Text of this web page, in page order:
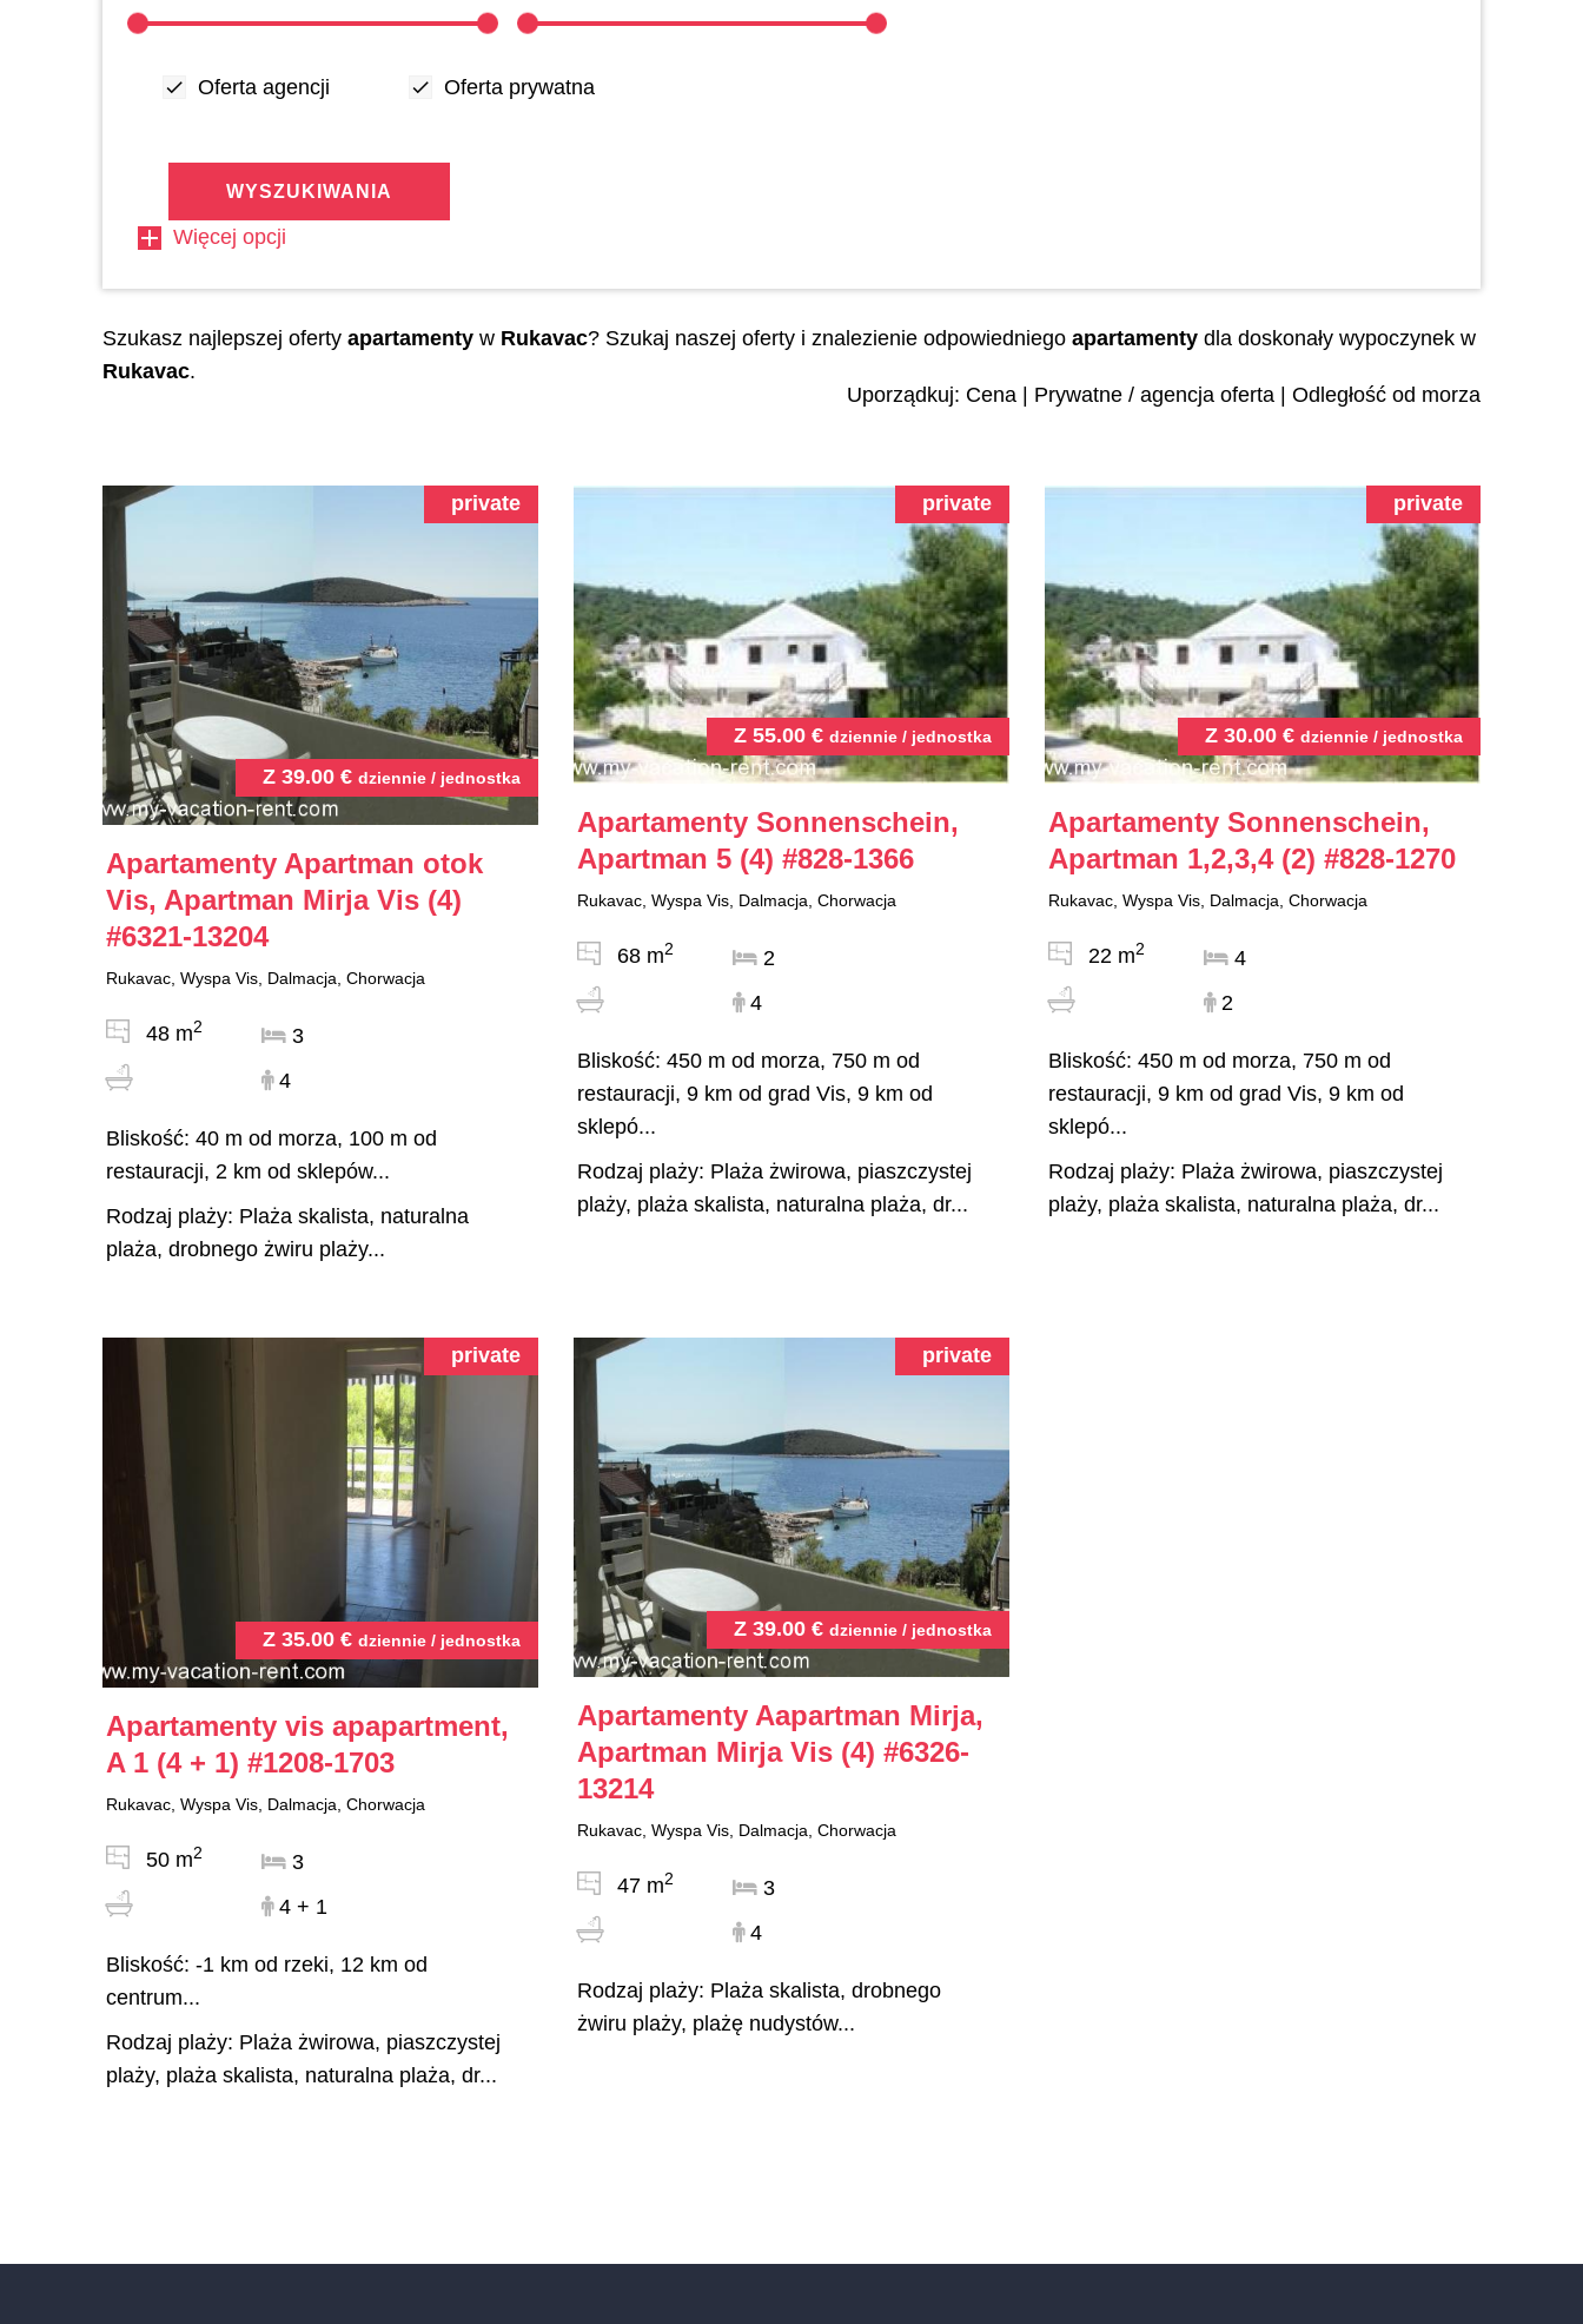
Oferta agencji Oferta prywatna
WYSZUKIWANIA
Więcej opcji
Szukasz najlepszej oferty apartamenty w Rukavac? Szukaj naszej oferty i znalezienie odpowiedniego apartamenty dla doskonały wypoczynek w
Rukavac.
Uporządkuj: Cena Prywatne / agencja oferta Odległość od morza
Z 39.00€ dziennie / jednostka
private
Apartamenty Apartman otok
Vis, Apartman Mirja Vis (4)
#6321-13204
Rukavac, Wyspa Vis, Dalmacja, Chorwacja
48 m2
3
4
Bliskość: 40 m od morza, 100 m od
restauracji, 2 km od sklepów...
Rodzaj plaży: Plaża skalista, naturalna
plaża, drobnego żwiru plaży...
Z 55.00€ dziennie / jednostka
private
Apartamenty Sonnenschein,
Apartman 5 (4) #828-1366
Rukavac, Wyspa Vis, Dalmacja, Chorwacja
68 m2
2
4
Bliskość: 450 m od morza, 750 m od
restauracji, 9 km od grad Vis, 9 km od
sklepó...
Rodzaj plaży: Plaża żwirowa, piaszczystej
plaży, plaża skalista, naturalna plaża, dr...
Z 30.00€ dziennie / jednostka
private
Apartamenty Sonnenschein,
Apartman 1,2,3,4 (2) #828-1270
Rukavac, Wyspa Vis, Dalmacja, Chorwacja
22 m2
4
2
Bliskość: 450 m od morza, 750 m od
restauracji, 9 km od grad Vis, 9 km od
sklepó...
Rodzaj plaży: Plaża żwirowa, piaszczystej
plaży, plaża skalista, naturalna plaża, dr...
Z 35.00€ dziennie / jednostka
private
Apartamenty vis apapartment,
A 1 (4 + 1) #1208-1703
Rukavac, Wyspa Vis, Dalmacja, Chorwacja
50 m2
3
4 + 1
Bliskość: -1 km od rzeki, 12 km od
centrum...
Rodzaj plaży: Plaża żwirowa, piaszczystej
plaży, plaża skalista, naturalna plaża, dr...
Z 39.00€ dziennie / jednostka
private
Apartamenty Aapartman Mirja,
Apartman Mirja Vis (4) #6326-
13214
Rukavac, Wyspa Vis, Dalmacja, Chorwacja
47 m2
3
4
Rodzaj plaży: Plaża skalista, drobnego
żwiru plaży, plażę nudystów...